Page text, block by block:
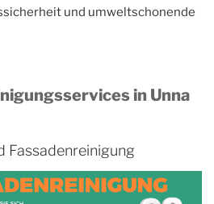
und umweltschonende
in Unna
Fassadenreinigung